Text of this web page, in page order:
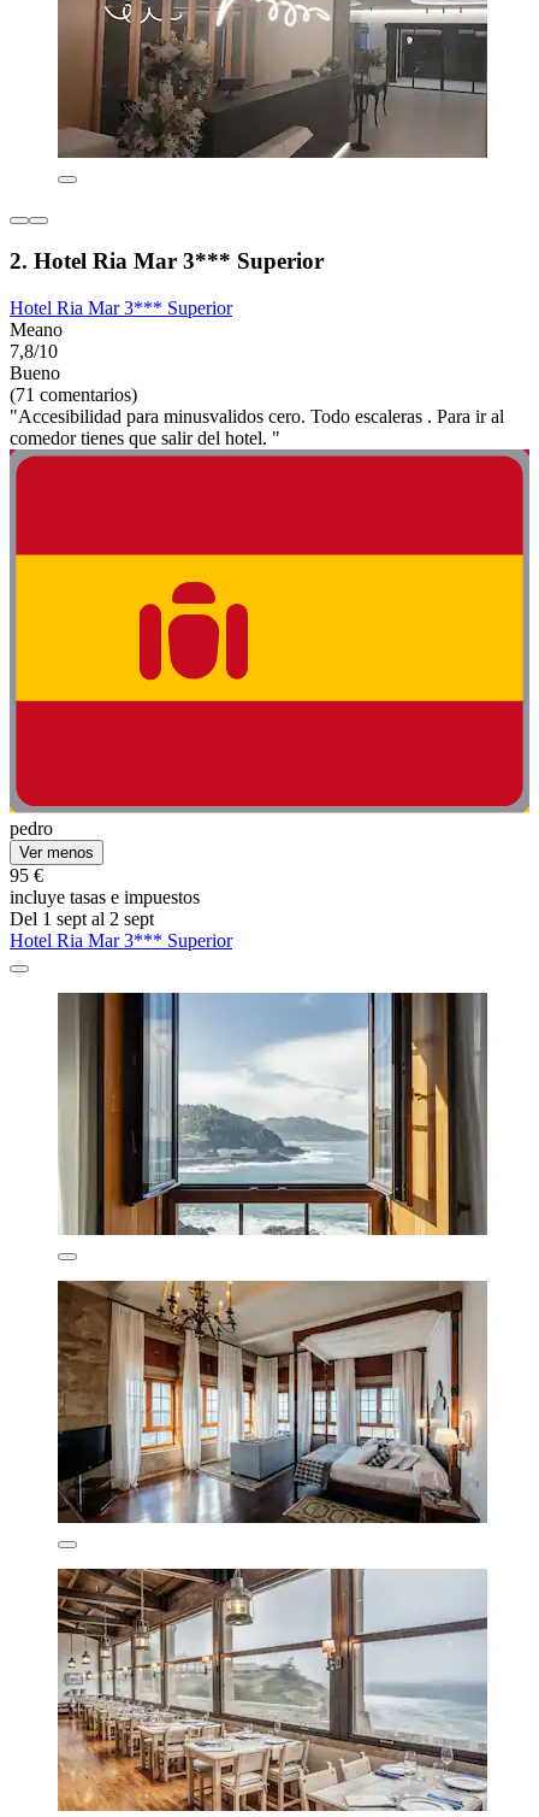
2. Hotel Ria Mar 3*** Superior
Hotel Ria Mar 3*** Superior
Meano
7,8/10
Bueno
(71 comentarios)
"Accesibilidad para minusvalidos cero. Todo escaleras . Para ir al
comedor tienes que salir del hotel. "
pedro
Ver menos
95 €
incluye tasas e impuestos
Del 1 sept al 2 sept
Hotel Ria Mar 3*** Superior